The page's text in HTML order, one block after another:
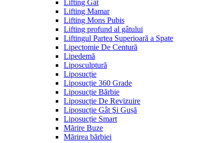
Lifting Gât
Lifting Mamar
Lifting Mons Pubis
Lifting profund al gâtului
Liftingul Partea Superioară a Spate
Lipectomie De Centură
Lipedemă
Liposculptură
Liposucție
Liposucție 360 Grade
Liposucție Bărbie
Liposucție De Revizuire
Liposucție Gât Şi Gușă
Liposucție Smart
Mărire Buze
Mărirea bărbiei